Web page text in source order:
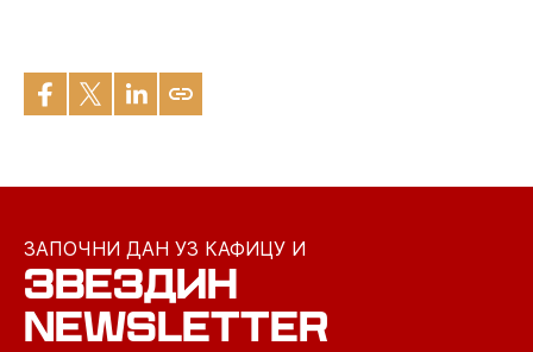
ЗАПОЧНИ ДАН УЗ КАФИЦУ И
ЗВЕЗДИН
NEWSLETTER